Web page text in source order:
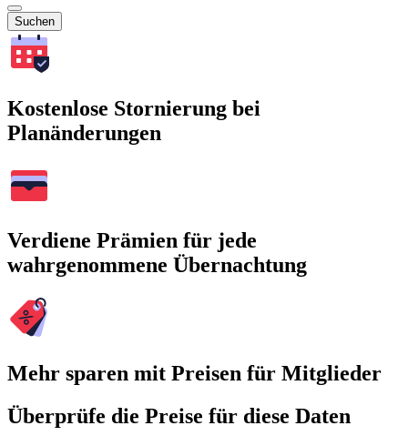
Suchen
Kostenlose Stornierung bei
Planänderungen
Verdiene Prämien für jede
wahrgenommene Übernachtung
Mehr sparen mit Preisen für Mitglieder
Überprüfe die Preise für diese Daten